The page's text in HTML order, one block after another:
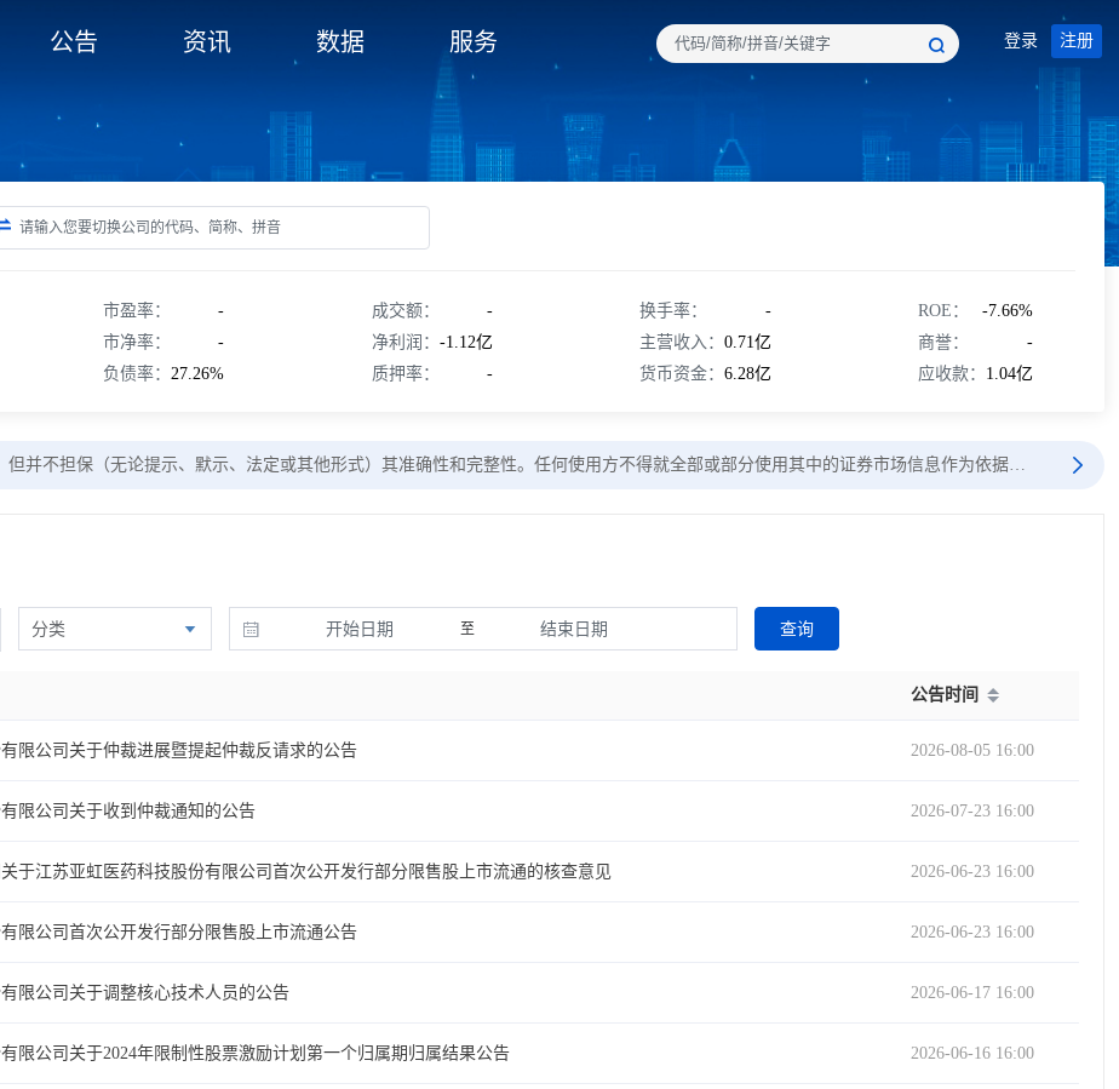
公告 资讯 数据 服务 登录 注册
市盈率：
-
市净率：
-
负债率：27.26%
成交额：
-
净利润： -1.12亿
质押率：
-
换手率：
-
主营收入： 0.71亿
货币资金： 6.28亿
ROE：
-7.66%
商誉：
-
应收款： 1.04亿
并不担保（无论提示、默示、法定或其他形式）其准确性和完整性。任何使用方不得就全部或部分使用其中的证券市场信息作为依据…
分类 至 查询
公告时间
限公司关于仲裁进展暨提起仲裁反请求的公告 2026-08-05 16:00
限公司关于收到仲裁通知的公告 2026-07-23 16:00
于江苏亚虹医药科技股份有限公司首次公开发行部分限售股上市流通的核查意见 2026-06-23 16:00
限公司首次公开发行部分限售股上市流通公告 2026-06-23 16:00
限公司关于调整核心技术人员的公告 2026-06-17 16:00
限公司关于2024年限制性股票激励计划第一个归属期归属结果公告 2026-06-16 16:00